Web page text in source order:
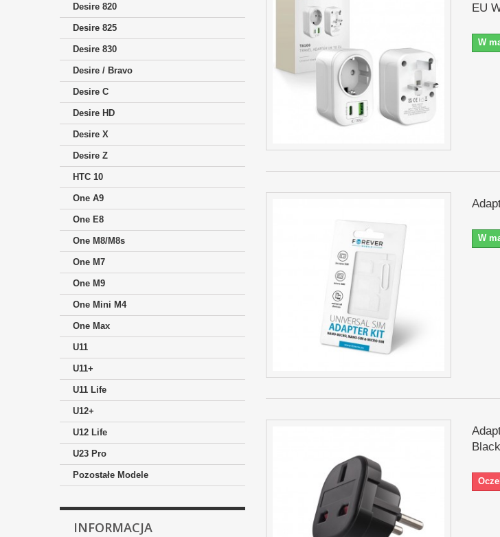
Desire 820
Desire 825
Desire 830
Desire / Bravo
Desire C
Desire HD
Desire X
Desire Z
HTC 10
One A9
One E8
One M8/M8s
One M7
One M9
One Mini M4
One Max
U11
U11+
U11 Life
U12+
U12 Life
U23 Pro
Pozostałe Modele
INFORMACJA
EU
W
W
Black